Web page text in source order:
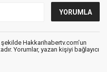
Hakkarihabertv.com’un
Yorumlar, yazan kişiyi bağlayıcı